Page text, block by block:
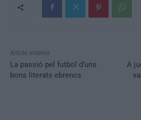
Article anterior
La passió pel futbol d’uns
bons literats ebrencs
A